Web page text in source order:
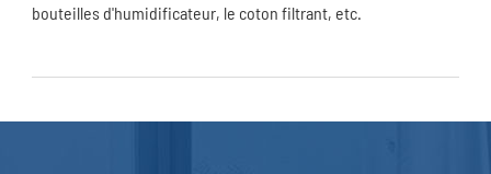
bouteilles d'humidificateur, le coton filtrant, etc.